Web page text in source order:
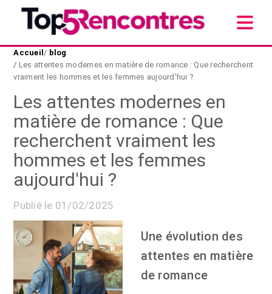
Accueil/ blog
/ Les attentes modernes en matière de romance : Que recherchent
vraiment les hommes et les femmes aujourd'hui ?
Les attentes modernes en
matière de romance : Que
recherchent vraiment les
hommes et les femmes
aujourd'hui ?
Publié le 01/02/2025
Une évolution des
attentes en matière
de romance